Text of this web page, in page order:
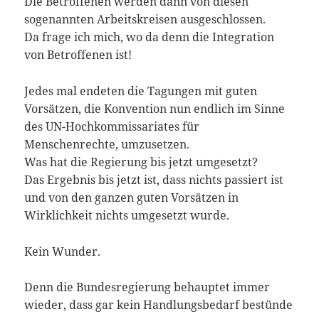
sogenannten Arbeitskreisen ausgeschlossen.
Da frage ich mich, wo da denn die Integration
von Betroffenen ist!
Jedes mal endeten die Tagungen mit guten
Vorsätzen, die Konvention nun endlich im Sinne
des UN-Hochkommissariates für
Menschenrechte, umzusetzen.
Was hat die Regierung bis jetzt umgesetzt?
Das Ergebnis bis jetzt ist, dass nichts passiert ist
und von den ganzen guten Vorsätzen in
Wirklichkeit nichts umgesetzt wurde.
Kein Wunder.
Denn die Bundesregierung behauptet immer
wieder, dass gar kein Handlungsbedarf bestünde